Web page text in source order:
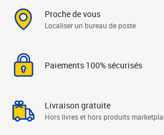
Proche de vous
Localiser un bureau de poste
Paiements 100% sécurisés
Livraison gratuite
Hors livres et hors produits